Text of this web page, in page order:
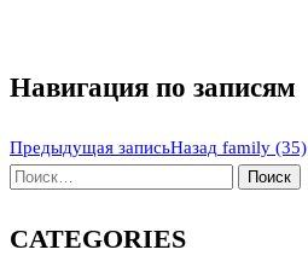
Навигация по записям
Предыдущая записьНазад family (35)
CATEGORIES